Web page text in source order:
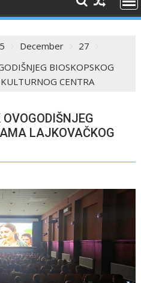
December
27
BIOSKOPSKOG
CENTRA
LAJKOVAČKOG